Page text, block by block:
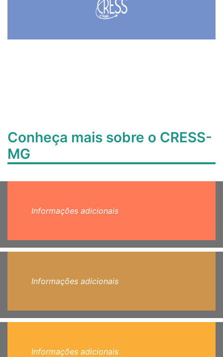
Conheça mais sobre o CRESS-
MG
Informações adicionais
Informações adicionais
Informações adicionais